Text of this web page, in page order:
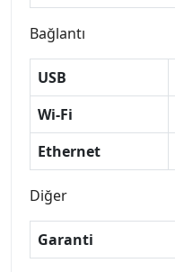
Bağlantı
USB
Wi-Fi
Ethernet
Diğer
Garanti